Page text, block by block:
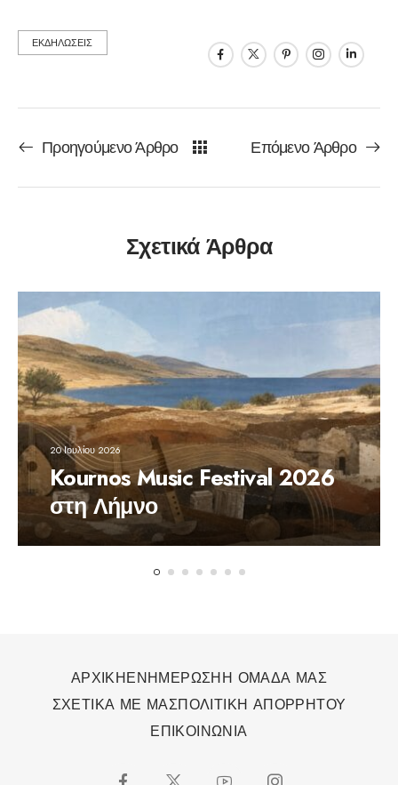
ΕΚΔΗΛΩΣΕΙΣ
Προηγούμενο Άρθρο Επόμενο Άρθρο
Σχετικά Άρθρα
20 Ιουλίου 2026
Kournos Music Festival 2026
στη Λήμνο
ΑΡΧΙΚΗΕΝΗΜΕΡΩΣΗΗ ΟΜΑΔΑ ΜΑΣ
ΣΧΕΤΙΚΑ ΜΕ ΜΑΣΠΟΛΙΤΙΚΗ ΑΠΟΡΡΗΤΟΥ
ΕΠΙΚΟΙΝΩΝΙΑ